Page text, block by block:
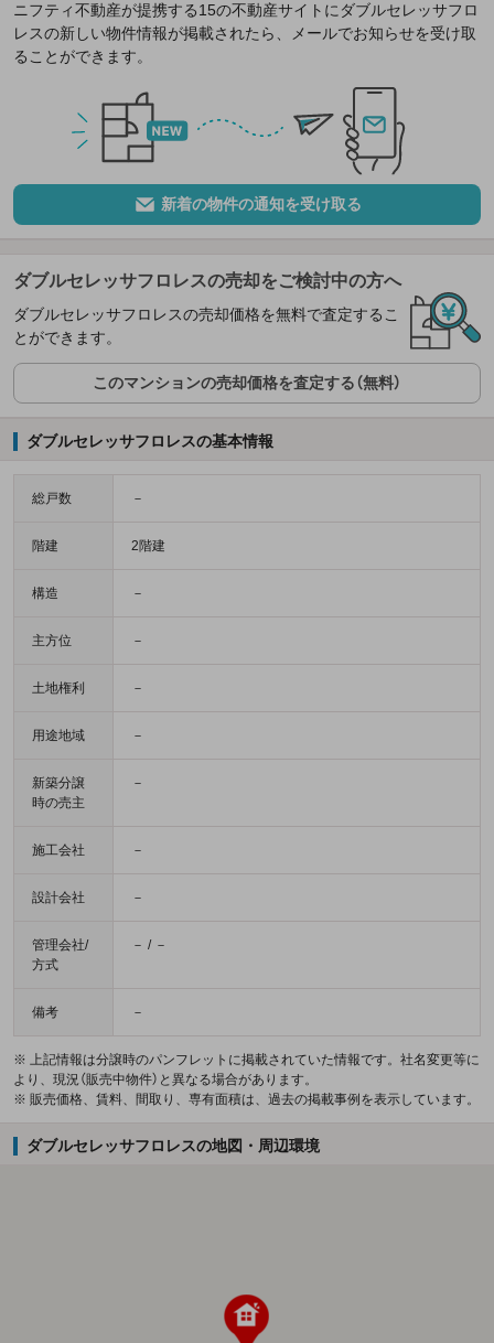
ニフティ不動産が提携する15の不動産サイトにダブルセレッサフロ
レスの新しい物件情報が掲載されたら、メールでお知らせを受け取
ることができます。
新着の物件の通知を受け取る
ダブルセレッサフロレスの売却をご検討中の方へ
ダブルセレッサフロレスの売却価格を無料で査定するこ
とができます。
このマンションの売却価格を査定する（無料）
ダブルセレッサフロレスの基本情報
総戸数 －
階建 2階建
構造 －
主方位 －
土地権利 －
用途地域 －
新築分譲
時の売主
－
施工会社 －
設計会社 －
管理会社/
方式
－ / －
備考 －
※ 上記情報は分譲時のパンフレットに掲載されていた情報です。社名変更等に
より、現況（販売中物件）と異なる場合があります。
※ 販売価格、賃料、間取り、専有面積は、過去の掲載事例を表示しています。
ダブルセレッサフロレスの地図・周辺環境